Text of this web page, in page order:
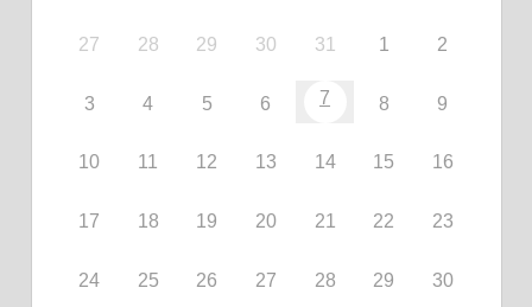
27 28 29 30 31 1 2
3 4 5 6 7 8 9
10 11 12 13 14 15 16
17 18 19 20 21 22 23
24 25 26 27 28 29 30